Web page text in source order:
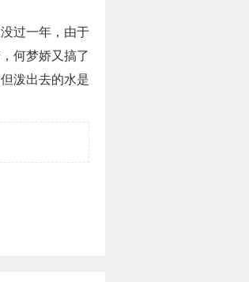
过一年，由于
何梦娇又搞了
泼出去的水是